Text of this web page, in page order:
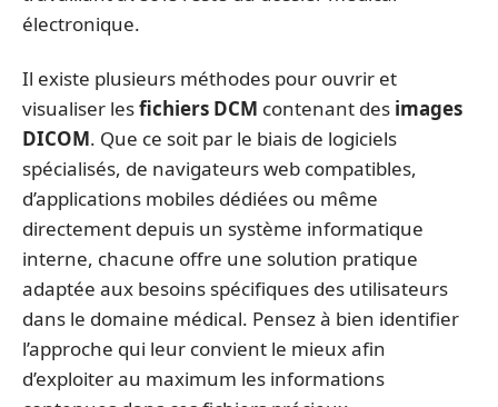
électronique.
Il existe plusieurs méthodes pour ouvrir et
visualiser lesfichiers DCM contenant des images
DICOM. Que ce soit par le biais de logiciels
spécialisés, de navigateurs web compatibles,
d’applications mobiles dédiées ou même
directement depuis un système informatique
interne, chacune offre une solution pratique
adaptée aux besoins spécifiques des utilisateurs
dans le domaine médical. Pensez à bien identifier
l’approche qui leur convient le mieux afin
d’exploiter au maximum les informations